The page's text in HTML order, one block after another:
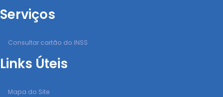
Serviços
Consultar cartão do INSS
Links Úteis
Mapa do Site